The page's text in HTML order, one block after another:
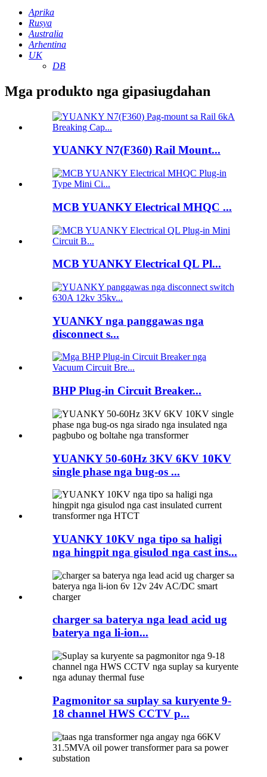
Aprika
Rusya
Australia
Arhentina
UK
DB
Mga produkto nga gipasiugdahan
YUANKY N7(F360) Rail Mount...
MCB YUANKY Electrical MHQC ...
MCB YUANKY Electrical QL Pl...
YUANKY nga panggawas nga
disconnect s...
BHP Plug-in Circuit Breaker...
YUANKY 50-60Hz 3KV 6KV 10KV
single phase nga bug-os ...
YUANKY 10KV nga tipo sa haligi
nga hingpit nga gisulod nga cast ins...
charger sa baterya nga lead acid ug
baterya nga li-ion...
Pagmonitor sa suplay sa kuryente 9-
18 channel HWS CCTV p...